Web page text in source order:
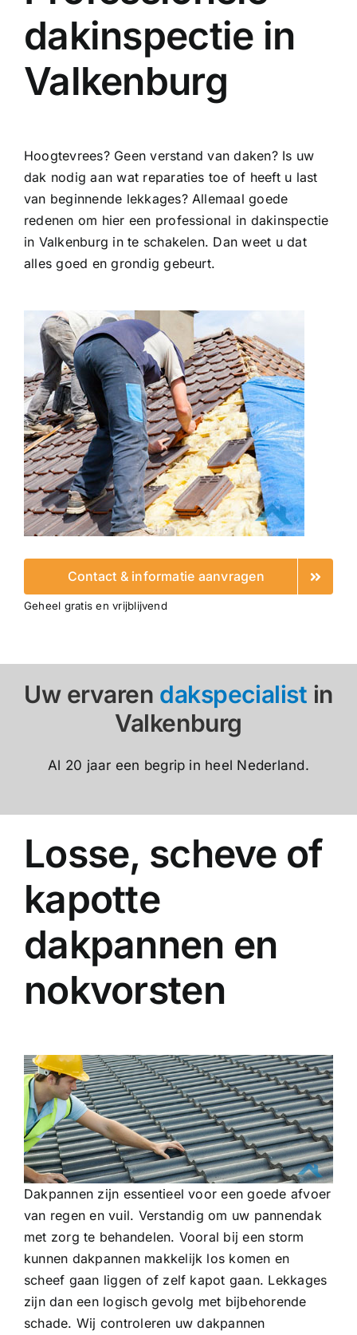
dakinspectie in
Valkenburg
Hoogtevrees? Geen verstand van daken? Is uw
dak nodig aan wat reparaties toe of heeft u last
van beginnende lekkages? Allemaal goede
redenen om hier een professional in dakinspectie
in Valkenburg in te schakelen. Dan weet u dat
alles goed en grondig gebeurt.
Contact & informatie aanvragen
Geheel gratis en vrijblijvend
Uw ervaren dakspecialist in
Valkenburg
Al 20 jaar een begrip in heel Nederland.
Losse, scheve of
kapotte
dakpannen en
nokvorsten
Dakpannen zijn essentieel voor een goede afvoer
van regen en vuil. Verstandig om uw pannendak
met zorg te behandelen. Vooral bij een storm
kunnen dakpannen makkelijk los komen en
scheef gaan liggen of zelf kapot gaan. Lekkages
zijn dan een logisch gevolg met bijbehorende
schade. Wij controleren uw dakpannen